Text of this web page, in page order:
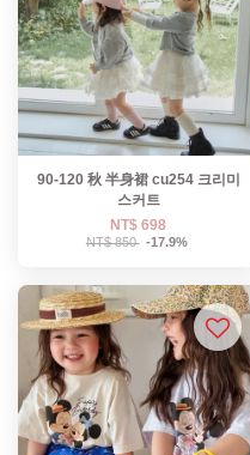
90-120 秋 半身裙 cu254 크리미
스커트
NT$ 698
NT$ 850 -17.9%